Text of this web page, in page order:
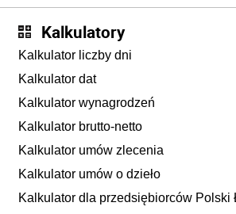
Kalkulatory
Kalkulator liczby dni
Kalkulator dat
Kalkulator wynagrodzeń
Kalkulator brutto-netto
Kalkulator umów zlecenia
Kalkulator umów o dzieło
Kalkulator dla przedsiębiorców Polski